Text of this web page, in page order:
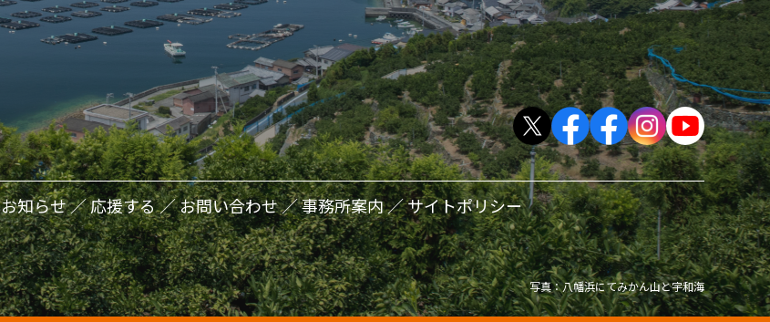
お知らせ 応援する お問い合わせ 事務所案内 サイトポリシー
写真：八幡浜にてみかん山と宇和海